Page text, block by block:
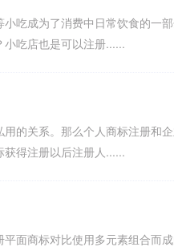
吃成为了消费中日常饮食的一
吃店也是可以注册......
的关系。那么个人商标注册和
得注册以后注册人......
面商标对比使用多元素组合而